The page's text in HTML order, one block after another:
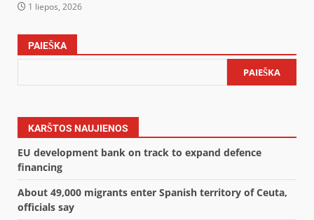
1 liepos, 2026
PAIEŠKA
PAIEŠKA
KARŠTOS NAUJIENOS
EU development bank on track to expand defence
financing
About 49,000 migrants enter Spanish territory of Ceuta,
officials say